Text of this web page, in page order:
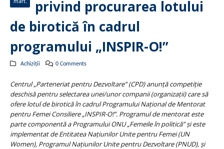
mart.
privind procurarea lotului
de birotică în cadrul
programului „INSPIR-O!”
Achiziții 0 Comments
Centrul „Parteneriat pentru Dezvoltare” (CPD) anunţă competiţie
deschisă pentru selectarea unei/unor companii (organizaţii) care să
ofere lotul de birotică în cadrul Programului Naţional de Mentorat
pentru Femei Consiliere „INSPIR-O!”. Programul de mentorat este
parte componentă a Programului ONU „Femeile în politică” şi este
implementat de Entitatea Naţiunilor Unite pentru Femei (UN
Women), Programul Naţiunilor Unite pentru Dezvoltare (PNUD), și